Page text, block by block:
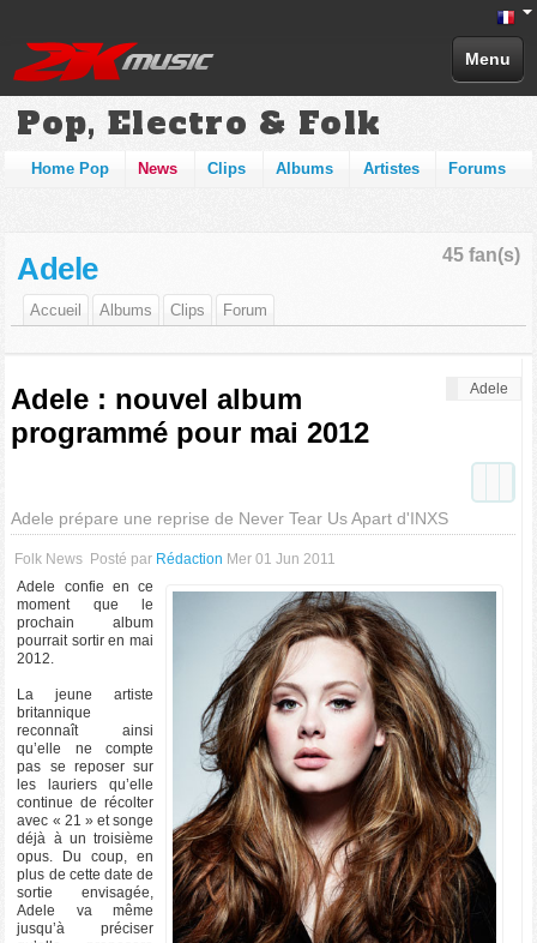
Menu
Pop, Electro & Folk
Home Pop News Clips Albums Artistes Forums
45 fan(s)
Adele
Accueil Albums Clips Forum
Adele
Adele : nouvel album
programmé pour mai 2012
Adele prépare une reprise de Never Tear Us Apart d'INXS
Folk News Posté par Rédaction Mer 01 Jun 2011
Adele confie en ce
moment que le
prochain album
pourrait sortir en mai
2012.
La jeune artiste
britannique
reconnaît ainsi
qu’elle ne compte
pas se reposer sur
les lauriers qu’elle
continue de récolter
avec « 21 » et songe
déjà à un troisième
opus. Du coup, en
plus de cette date de
sortie envisagée,
Adele va même
jusqu’à préciser